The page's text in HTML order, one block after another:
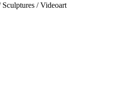
/ Videoart